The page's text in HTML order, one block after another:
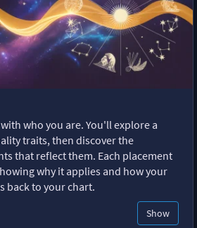
who you are. You'll explore a
traits, then discover the
that reflect them. Each placement
why it applies and how your
back to your chart.
Show